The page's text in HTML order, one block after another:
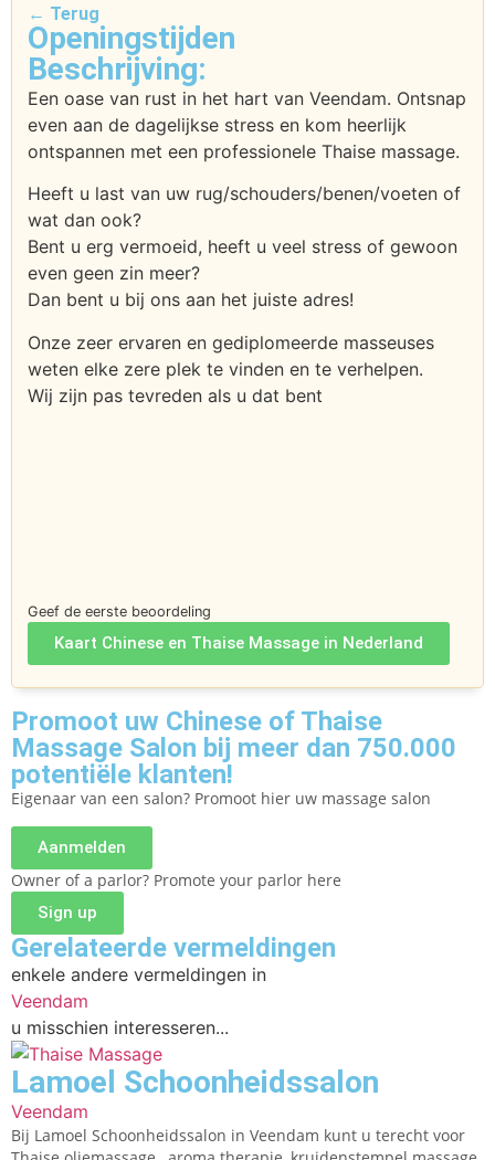
← Terug
Openingstijden
Beschrijving:
Een oase van rust in het hart van Veendam. Ontsnap
even aan de dagelijkse stress en kom heerlijk
ontspannen met een professionele Thaise massage.
Heeft u last van uw rug/schouders/benen/voeten of
wat dan ook?
Bent u erg vermoeid, heeft u veel stress of gewoon
even geen zin meer?
Dan bent u bij ons aan het juiste adres!
Onze zeer ervaren en gediplomeerde masseuses
weten elke zere plek te vinden en te verhelpen.
Wij zijn pas tevreden als u dat bent
Geef de eerste beoordeling
Kaart Chinese en Thaise Massage in Nederland
Promoot uw Chinese of Thaise
Massage Salon bij meer dan 750.000
potentiële klanten!
Eigenaar van een salon? Promoot hier uw massage salon
Aanmelden
Owner of a parlor? Promote your parlor here
Sign up
Gerelateerde vermeldingen
enkele andere vermeldingen in
Veendam
u misschien interesseren...
Lamoel Schoonheidssalon
Veendam
Bij Lamoel Schoonheidssalon in Veendam kunt u terecht voor